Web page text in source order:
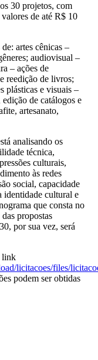
30 projetos, com
de até R$ 10
artes cênicas –
audiovisual –
– ações de
reedição de livros;
plásticas e visuais –
de catálogos e
artesanato,
analisando os
técnica,
culturais,
às redes
social, capacidade
identidade cultural e
que consta no
propostas
por sua vez, será
link
licitacoes/files/
podem ser obtidas